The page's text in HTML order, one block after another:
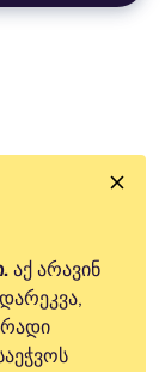
აქ არავინ